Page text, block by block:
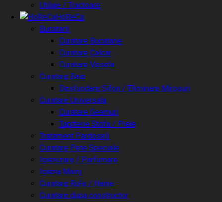
Utilaje / Tractoare
HoReCa
Bucatarii
Curatare Bucatarie
Curatare Calcar
Curatare Vesela
Curatare Baie
Desfundare Sifon / Eliminare Mirosuri
Curatare Universala
Curatare Geamuri
Tapiterie Stofa / Piele
Tratament Pardoseli
Curatare Pete Speciale
Igienizare / Parfumare
Igiena Maini
Curatare Rufe / Haine
Curatare dupa constructor